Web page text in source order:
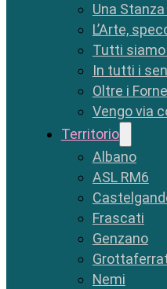
Una
L’Arte,
Tutti siamo
In tutti i
Oltre i
Vengo via
Territorio
Albano
ASL RM6
Frascati
Genzano
Nemi